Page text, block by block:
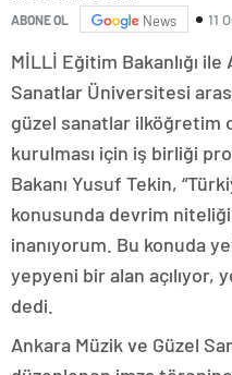
ABONE OL News 11
MİLLİ Eğitim Bakanlığı
Sanatlar Üniversitesi
güzel sanatlar ilköğretim
kurulması için iş birliği
Bakanı Yusuf Tekin,
konusunda devrim
inanıyorum. Bu konuda
yepyeni bir alan açılıyor,
dedi.
Ankara Müzik ve Güzel